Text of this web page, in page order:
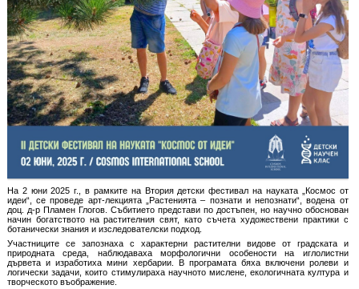
На 2 юни 2025 г., в рамките на Втория детски фестивал на науката „Космос от
идеи“, се проведе арт-лекцията „Растенията – познати и непознати“, водена от
доц. д-р Пламен Глогов. Събитието представи по достъпен, но научно обоснован
начин богатството на растителния свят, като съчета художествени практики с
ботанически знания и изследователски подход.
Участниците се запознаха с характерни растителни видове от градската и
природната среда, наблюдаваха морфологични особености на иглолистни
дървета и изработиха мини хербарии. В програмата бяха включени ролеви и
логически задачи, които стимулираха научното мислене, екологичната култура и
творческото въображение.